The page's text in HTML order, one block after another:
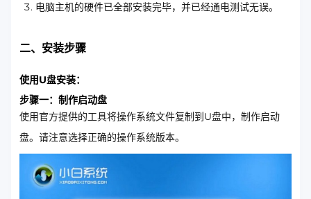
电脑主机的硬件已全部安装完毕，并已经通电测试无误。
二、安装步骤
使用U盘安装：
步骤一：制作启动盘
使用官方提供的工具将操作系统文件复制到U盘中，制作启动
盘。请注意选择正确的操作系统版本。